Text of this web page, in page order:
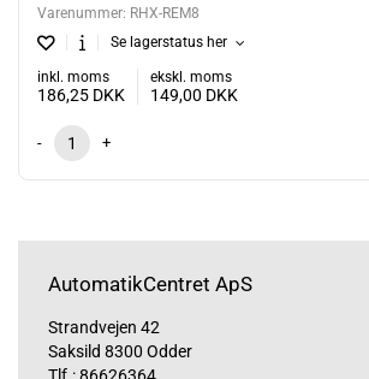
Varenummer: RHX-REM8
Se lagerstatus her
inkl. moms
186,25 DKK
ekskl. moms
149,00 DKK
- +
AutomatikCentret ApS
Strandvejen 42
Saksild 8300 Odder